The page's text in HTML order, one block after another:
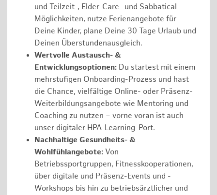
und Teilzeit-, Elder-Care- und Sabbatical-
Möglichkeiten, nutze Ferienangebote für
Deine Kinder, plane Deine 30 Tage Urlaub und
Deinen Überstundenausgleich.
Wertvolle Austausch- &
Entwicklungsoptionen: Du startest mit einem
mehrstufigen Onboarding-Prozess und hast
die Chance, vielfältige Online- oder Präsenz-
Weiterbildungsangebote wie Mentoring und
Coaching zu nutzen – vorne voran ist auch
unser digitaler HPA-Learning-Port.
Nachhaltige Gesundheits- &
Wohlfühlangebote: Von
Betriebssportgruppen, Fitnesskooperationen,
über digitale und Präsenz-Events und -
Workshops bis hin zu betriebsärztlicher und